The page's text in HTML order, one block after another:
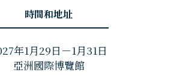
時間和地址
年1月29日－1月31日
亞洲國際博覽館